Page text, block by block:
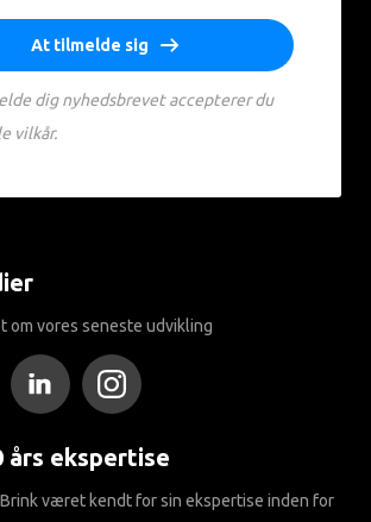
At tilmelde sig
dig nyhedsbrevet accepterer du
vilkår.
om vores seneste udvikling
års ekspertise
Brink været kendt for sin ekspertise inden for